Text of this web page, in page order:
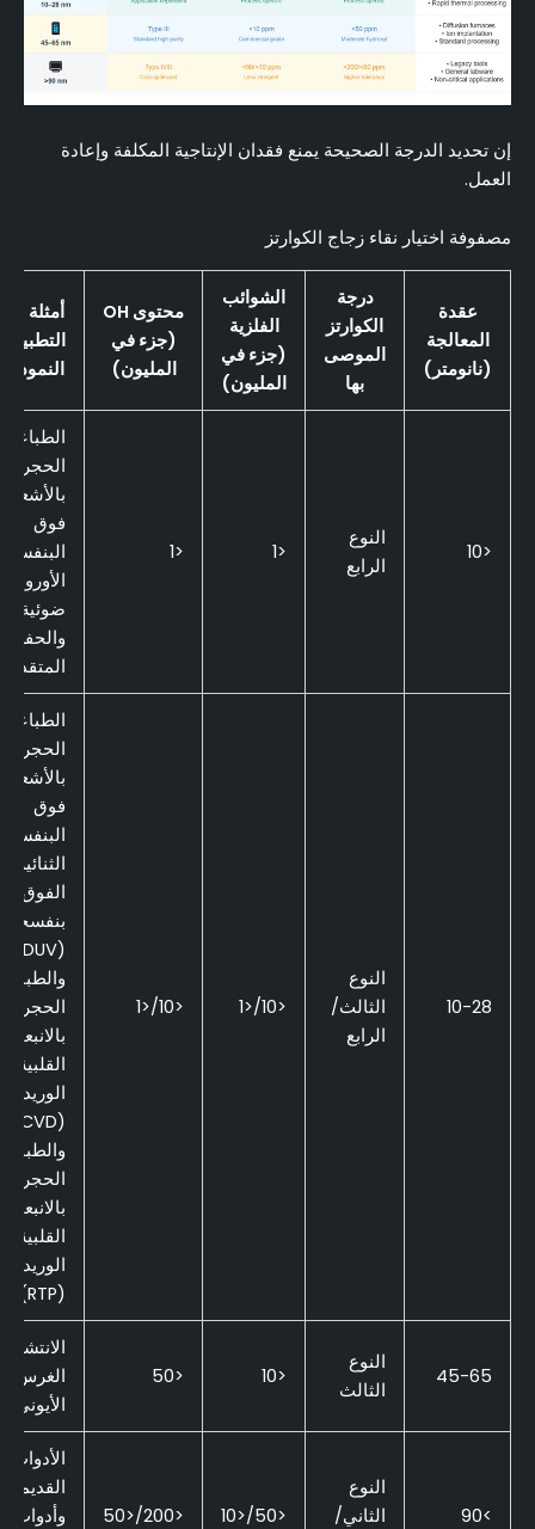
إن تحديد الدرجة الصحيحة يمنع فقدان الإنتاجية المكلفة وإعادة
العمل.
مصفوفة اختيار نقاء زجاج الكوارتز
عقدة
المعالجة
(نانومتر)
درجة
الكوارتز
الموصى
بها
الشوائب
الفلزية
(جزء في
المليون)
محتوى OH
(جزء في
المليون)
أمثلة
<10
النوع
الرابع
<1
<1
الطباعة
الحجرية
بالأشعة
فوق
الأورو-
ضوئية
والحفر
المتقدم
10-28
النوع
الثالث/
الرابع
<10/<1
<10/<1
الطباعة
الحجرية
بالأشعة
فوق
الثنائية
الفوق
بنفسجية
والطباعة
الحجرية
القلبية
الوريدية
والطباعة
الحجرية
القلبية
الوريدية
(RTP)
45-65
النوع
الثالث
<10
<50
الانتشار،
الغرس
الأيوني
>90
النوع
الثاني/
<50/<10
<200/<50
الأدوات
القديمة،
وأدوات